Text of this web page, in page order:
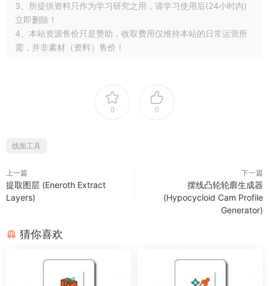
3、所提供资料只作为学习研究之用，请学习使用后(24小时内)
立即删除！
4、本站资源售价只是赞助，收取费用仅维持本站的日常运营所
需，并非素材（资料）售价！
0 0
线面工具
上一篇
提取图层 (Eneroth Extract
Layers)
下一篇
摆线凸轮轮廓生成器
(Hypocycloid Cam Profile
Generator)
猜你喜欢